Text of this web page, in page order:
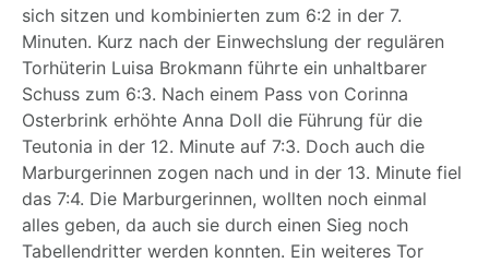
sich sitzen und kombinierten zum 6:2 in der 7.
Minuten. Kurz nach der Einwechslung der regulären
Torhüterin Luisa Brokmann führte ein unhaltbarer
Schuss zum 6:3. Nach einem Pass von Corinna
Osterbrink erhöhte Anna Doll die Führung für die
Teutonia in der 12. Minute auf 7:3. Doch auch die
Marburgerinnen zogen nach und in der 13. Minute fiel
das 7:4. Die Marburgerinnen, wollten noch einmal
alles geben, da auch sie durch einen Sieg noch
Tabellendritter werden konnten. Ein weiteres Tor